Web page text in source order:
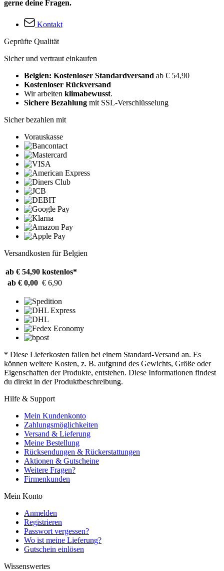
gerne deine Fragen.
Kontakt
Geprüfte Qualität
Sicher und vertraut einkaufen
Belgien: Kostenloser Standardversand ab € 54,90
Kostenloser Rückversand
Wir arbeiten klimabewusst.
Sichere Bezahlung mit SSL-Verschlüsselung
Sicher bezahlen mit
Vorauskasse
Versandkosten für Belgien
ab € 54,90 kostenlos*
ab € 0,00 € 6,90
* Diese Lieferkosten fallen bei einem Standard-Versand an. Es
können weitere Kosten, z. B. aufgrund des Gewichts, Größe oder
Eigenschaften der Produkte, entstehen. Diese Informationen findest
du direkt in der Produktbeschreibung.
Hilfe & Support
Mein Kundenkonto
Zahlungsmöglichkeiten
Versand & Lieferung
Meine Bestellung
Rücksendungen & Rückerstattungen
Aktionen & Gutscheine
Weitere Fragen?
Firmenkunden
Mein Konto
Anmelden
Registrieren
Passwort vergessen?
Wo ist meine Lieferung?
Gutschein einlösen
Wissenswertes